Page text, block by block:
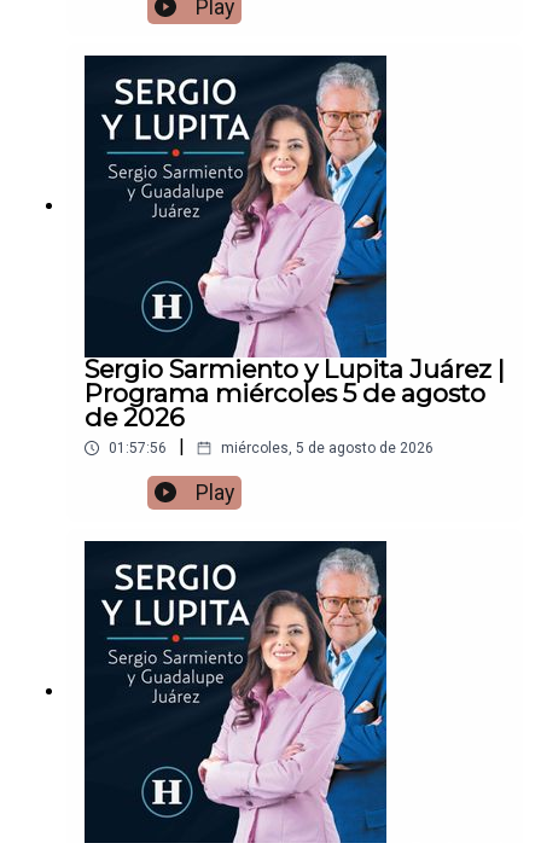
Play
Sergio Sarmiento y Lupita Juárez |
Programa miércoles 5 de agosto
de 2026
01:57:56 miércoles, 5 de agosto de 2026
Play